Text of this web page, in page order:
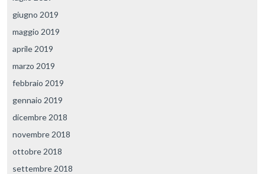
giugno 2019
maggio 2019
aprile 2019
marzo 2019
febbraio 2019
gennaio 2019
dicembre 2018
novembre 2018
ottobre 2018
settembre 2018